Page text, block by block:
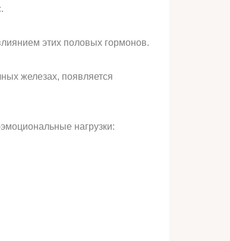
этих половых гормонов.
железах, появляется
нагрузки: